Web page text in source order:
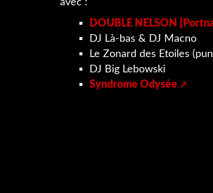
DOUBLE NELSON
DJ Là-bas & DJ Macno
Le Zonard des Etoiles
DJ Big Lebowski
Syndrome Odysée